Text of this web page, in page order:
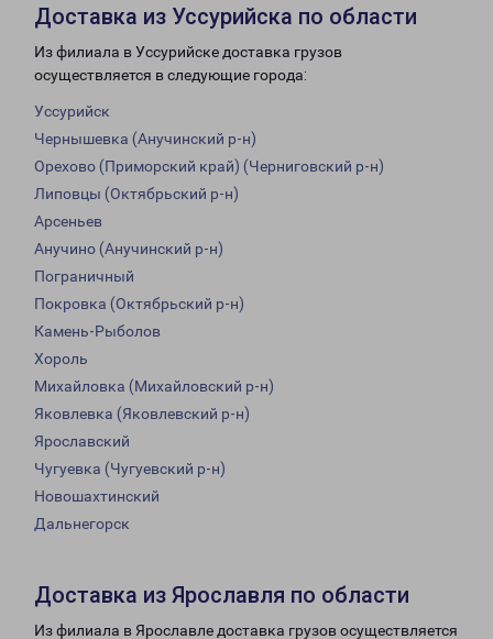
Доставка из Уссурийска по области
Из филиала в Уссурийске доставка грузов
осуществляется в следующие города:
Уссурийск
Чернышевка (Анучинский р-н)
Орехово (Приморский край) (Черниговский р-н)
Липовцы (Октябрьский р-н)
Арсеньев
Анучино (Анучинский р-н)
Пограничный
Покровка (Октябрьский р-н)
Камень-Рыболов
Хороль
Михайловка (Михайловский р-н)
Яковлевка (Яковлевский р-н)
Ярославский
Чугуевка (Чугуевский р-н)
Новошахтинский
Дальнегорск
Доставка из Ярославля по области
Из филиала в Ярославле доставка грузов осуществляется